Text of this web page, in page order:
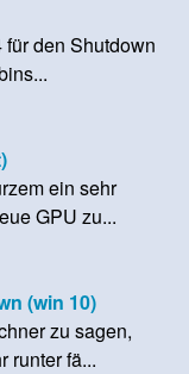
den Shutdown
ein sehr
GPU zu...
(win 10)
zu sagen,
runter fä...